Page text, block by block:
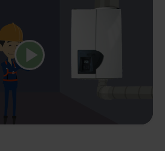
Speel video